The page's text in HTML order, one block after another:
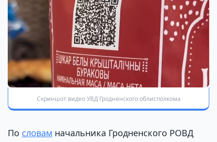
Скриншот видео УВД Гродненского облисполкома
По словам начальника Гродненского РОВД